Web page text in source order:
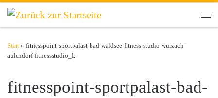
Zum Inhalt springen
Start » fitnesspoint-sportpalast-bad-waldsee-fitness-studio-wurzach-
aulendorf-fitnessstudio_L
fitnesspoint-sportpalast-bad-